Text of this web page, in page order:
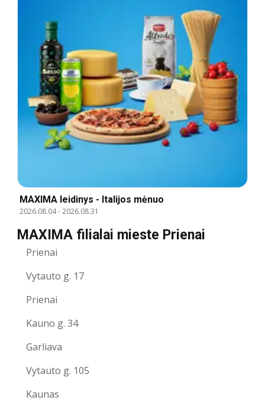
MAXIMA leidinys - Italijos mėnuo
2026.08.04-2026.08.31
MAXIMA filialai mieste Prienai
Prienai
Vytauto g. 17
Prienai
Kauno g. 34
Garliava
Vytauto g. 105
Kaunas